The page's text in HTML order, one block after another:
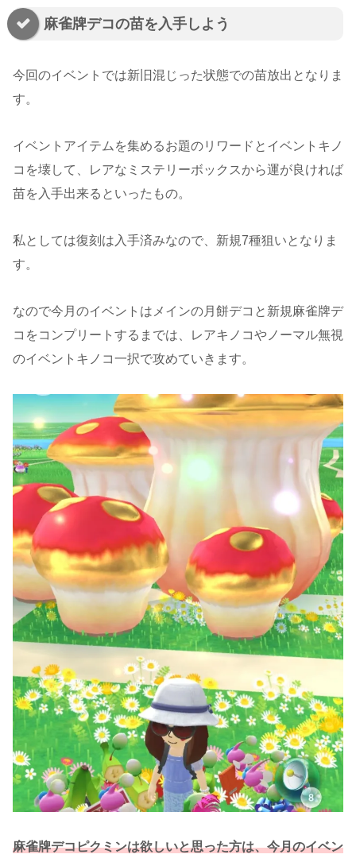
麻雀牌デコの苗を入手しよう
今回のイベントでは新旧混じった状態での苗放出となりま
す。
イベントアイテムを集めるお題のリワードとイベントキノ
コを壊して、レアなミステリーボックスから運が良ければ
苗を入手出来るといったもの。
私としては復刻は入手済みなので、新規7種狙いとなりま
す。
なので今月のイベントはメインの月餅デコと新規麻雀牌デ
コをコンプリートするまでは、レアキノコやノーマル無視
のイベントキノコ一択で攻めていきます。
麻雀牌デコピクミンは欲しいと思った方は、今月のイベン